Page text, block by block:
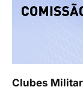
Clubes